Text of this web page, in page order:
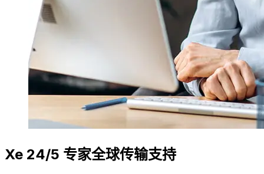
Xe 24/5 专家全球传输支持